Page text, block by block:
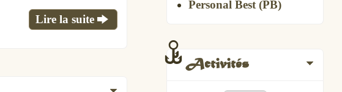
Personal Best (PB)
Activités
Lire la suite